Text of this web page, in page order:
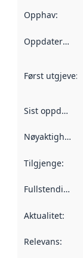
Opphav:
Oppdateringsfrekvens
Først utgjeve:
Sist oppdatert
Nøyaktigheit
Tilgjenge:
Fullstendigheit
Aktualitet:
Relevans: